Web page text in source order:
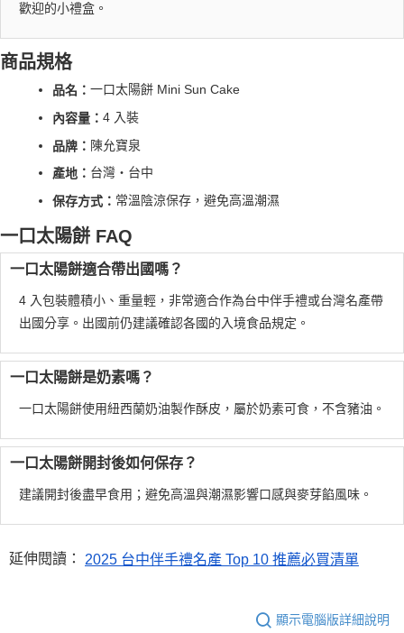
歡迎的小禮盒。
商品規格
品名： 一口太陽餅 Mini Sun Cake
內容量： 4 入裝
品牌： 陳允寶泉
產地： 台灣・台中
保存方式： 常溫陰涼保存，避免高溫潮濕
一口太陽餅 FAQ
一口太陽餅適合帶出國嗎？
4 入包裝體積小、重量輕，非常適合作為台中伴手禮或台灣名產帶
出國分享。出國前仍建議確認各國的入境食品規定。
一口太陽餅是奶素嗎？
一口太陽餅使用紐西蘭奶油製作酥皮，屬於奶素可食，不含豬油。
一口太陽餅開封後如何保存？
建議開封後盡早食用；避免高溫與潮濕影響口感與麥芽餡風味。
延伸閱讀： 2025 台中伴手禮名產 Top 10 推薦必買清單
顯示電腦版詳細說明